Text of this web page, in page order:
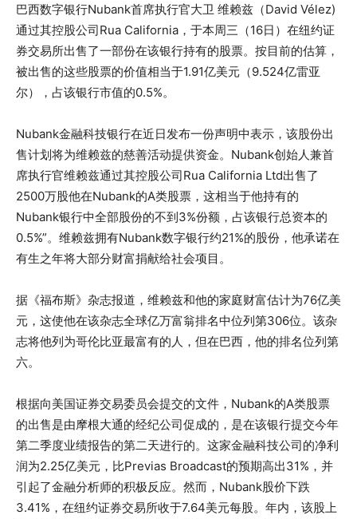
巴西数字银行Nubank首席执行官大卫 维赖兹（David Vélez)
通过其控股公司Rua California，于本周三（16日）在纽约证
券交易所出售了一部份在该银行持有的股票。按目前的估算，
被出售的这些股票的价值相当于1.91亿美元（9.524亿雷亚
尔），占该银行市值的0.5%。
Nubank金融科技银行在近日发布一份声明中表示，该股份出
售计划将为维赖兹的慈善活动提供资金。Nubank创始人兼首
席执行官维赖兹通过其控股公司Rua California Ltd出售了
2500万股他在Nubank的A类股票，这相当于他持有的
Nubank银行中全部股份的不到3%份额，占该银行总资本的
0.5%”。维赖兹拥有Nubank数字银行约21%的股份，他承诺在
有生之年将大部分财富捐献给社会项目。
据《福布斯》杂志报道，维赖兹和他的家庭财富估计为76亿美
元，这使他在该杂志全球亿万富翁排名中位列第306位。该杂
志将他列为哥伦比亚最富有的人，但在巴西，他的排名位列第
六。
根据向美国证券交易委员会提交的文件，Nubank的A类股票
的出售是由摩根大通的经纪公司促成的，是在该银行提交今年
第二季度业绩报告的第二天进行的。这家金融科技公司的净利
润为2.25亿美元，比Previas Broadcast的预期高出31%，并
引起了金融分析师的积极反应。然而，Nubank股价下跌
3.41%，在纽约证券交易所收于7.64美元每股。年内，该股上